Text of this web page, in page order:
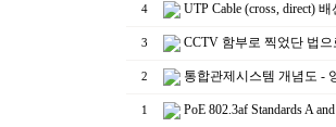
4 UTP Cable (cross, direct)
3 CCTV 함부로 찍었단 법
2 통합관제시스템 개념도 -
1 PoE 802.3af Standards A